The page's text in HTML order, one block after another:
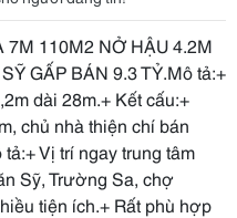
110M2 NỞ HẬU 4.2M
GẤP BÁN 9.3 TỶ.Mô tả:+
dài 28m.+ Kết cấu:+
chủ nhà thiện chí bán
Vị trí ngay trung tâm
Sỹ, Trường Sa, chợ
tiện ích.+ Rất phù hợp